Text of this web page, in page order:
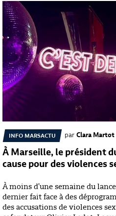
INFO MARSACTU par Clara Martot
À Marseille, le président
cause pour des violences
À moins d'une semaine du
dernier fait face à des
des accusations de violences